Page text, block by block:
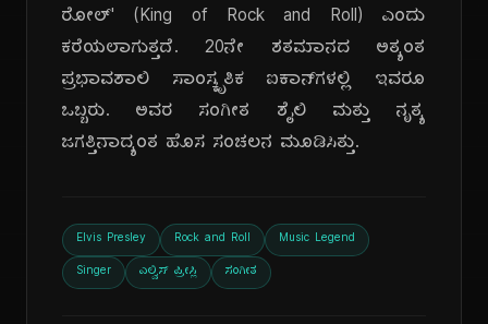
ರೋಲ್' (King of Rock and Roll) ಎಂದು
ಕರೆಯಲಾಗುತ್ತದೆ. 20ನೇ ಶತಮಾನದ ಅತ್ಯಂತ
ಪ್ರಭಾವಶಾಲಿ ಸಾಂಸ್ಕೃತಿಕ ಐಕಾನ್‌ಗಳಲ್ಲಿ ಇವರೂ
ಒಬ್ಬರು. ಅವರ ಸಂಗೀತ ಶೈಲಿ ಮತ್ತು ನೃತ್ಯ
ಜಗತ್ತಿನಾದ್ಯಂತ ಹೊಸ ಸಂಚಲನ ಮೂಡಿಸಿತ್ತು.
Elvis Presley Rock and Roll Music Legend
Singer ಎಲ್ವಿಸ್ ಪ್ರೀಸ್ಲಿ ಸಂಗೀತ